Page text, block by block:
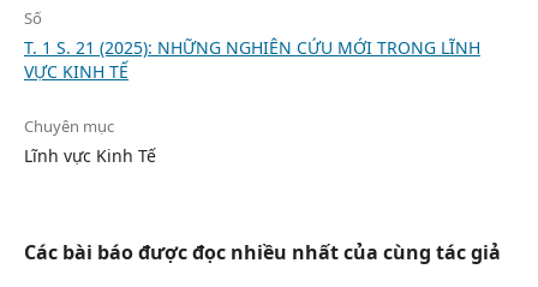
Số
T. 1 S. 21 (2025): NHỮNG NGHIÊN CỨU MỚI TRONG LĨNH
VỰC KINH TẾ
Chuyên mục
Lĩnh vực Kinh Tế
Các bài báo được đọc nhiều nhất của cùng tác giả